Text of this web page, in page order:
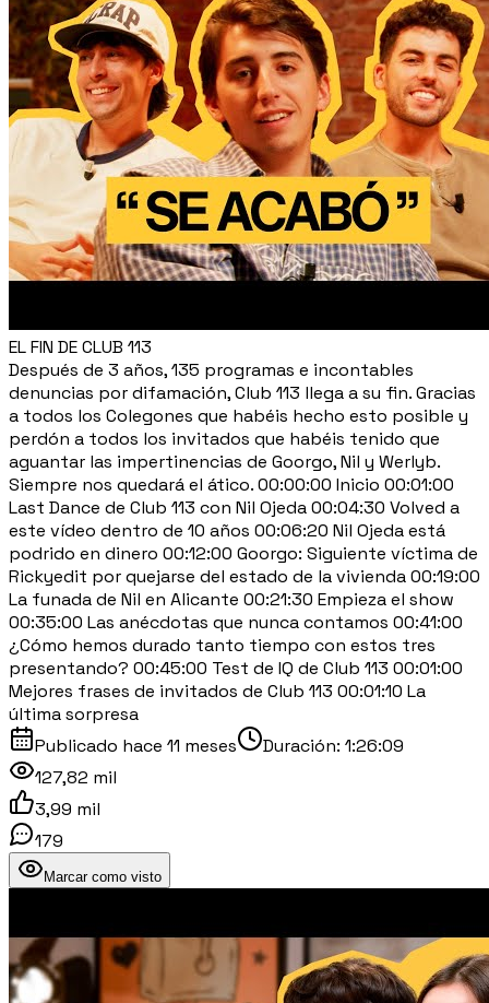
EL FIN DE CLUB 113
Después de 3 años, 135 programas e incontables
denuncias por difamación, Club 113 llega a su fin. Gracias
a todos los Colegones que habéis hecho esto posible y
perdón a todos los invitados que habéis tenido que
aguantar las impertinencias de Goorgo, Nil y Werlyb.
Siempre nos quedará el ático. 00:00:00 Inicio 00:01:00
Last Dance de Club 113 con Nil Ojeda 00:04:30 Volved a
este vídeo dentro de 10 años 00:06:20 Nil Ojeda está
podrido en dinero 00:12:00 Goorgo: Siguiente víctima de
Rickyedit por quejarse del estado de la vivienda 00:19:00
La funada de Nil en Alicante 00:21:30 Empieza el show
00:35:00 Las anécdotas que nunca contamos 00:41:00
¿Cómo hemos durado tanto tiempo con estos tres
presentando? 00:45:00 Test de IQ de Club 113 00:01:00
Mejores frases de invitados de Club 113 00:01:10 La
última sorpresa
Publicado hace 11 meses Duración: 1:26:09
127,82 mil
3,99 mil
179
Marcar como visto